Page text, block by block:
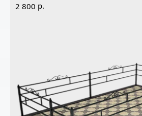
2 800 р.